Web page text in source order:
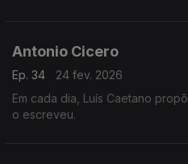
Antonio Cicero
Ep. 34
24 fev. 2026
Em cada dia, Luís Caetano
o escreveu.